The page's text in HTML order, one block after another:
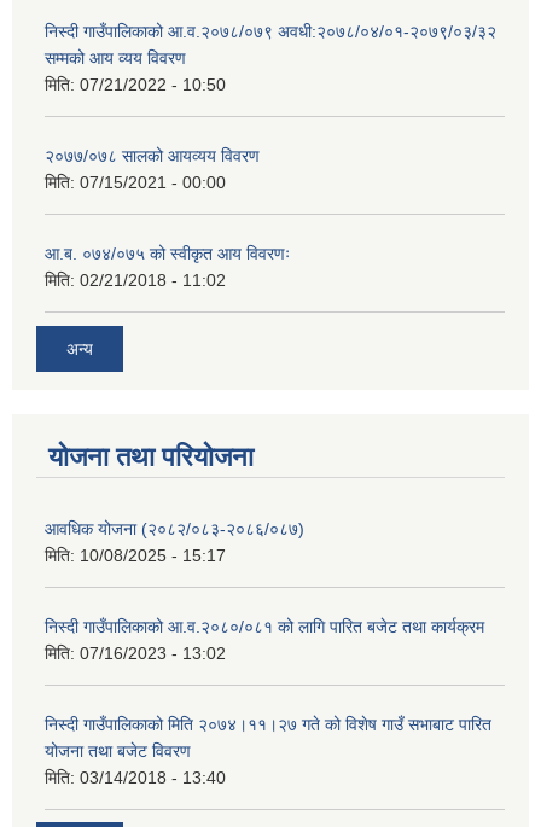
निस्दी गाउँपालिकाको आ.व.२०७८/०७९ अवधी:२०७८/०४/०१-२०७९/०३/३२
सम्मको आय व्यय विवरण
मिति: 07/21/2022 - 10:50
२०७७/०७८ सालको आयव्यय विवरण
मिति: 07/15/2021 - 00:00
आ.ब. ०७४/०७५ को स्वीकृत आय विवरणः
मिति: 02/21/2018 - 11:02
अन्य
योजना तथा परियोजना
आवधिक योजना (२०८२/०८३-२०८६/०८७)
मिति: 10/08/2025 - 15:17
निस्दी गाउँपालिकाको आ.व.२०८०/०८१ को लागि पारित बजेट तथा कार्यक्रम
मिति: 07/16/2023 - 13:02
निस्दी गाउँपालिकाको मिति २०७४।११।२७ गते को विशेष गाउँ सभाबाट पारित
योजना तथा बजेट विवरण
मिति: 03/14/2018 - 13:40